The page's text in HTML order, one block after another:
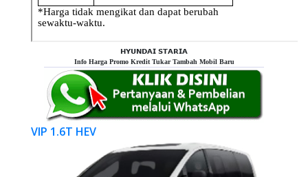
𝗛𝗬𝗨𝗡𝗗𝗔𝗜 𝗦𝗧𝗔𝗥𝗜𝗔
Info Harga Promo Kredit Tukar Tambah Mobil Baru
VIP 1.6T HEV